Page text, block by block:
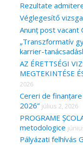
Rezultate
Véglegesítő
Anunț post vacant
„Transzformatív
karrier-
AZ ÉRETTSÉGI
MEGTEKINTÉSE
2026
Cereri de
2026” július 2, 2026
PROGRAME
metodologice
Pályázati felhívás